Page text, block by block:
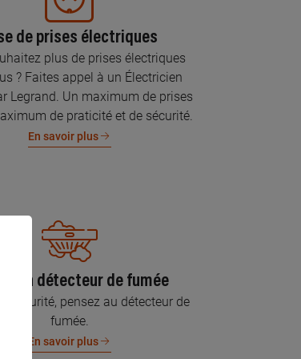
de prises électriques
plus de prises électriques
? Faites appel à un Électricien
Legrand. Un maximum de prises
de praticité et de sécurité.
En savoir plus
d’un détecteur de fumée
sécurité, pensez au détecteur de
fumée.
En savoir plus